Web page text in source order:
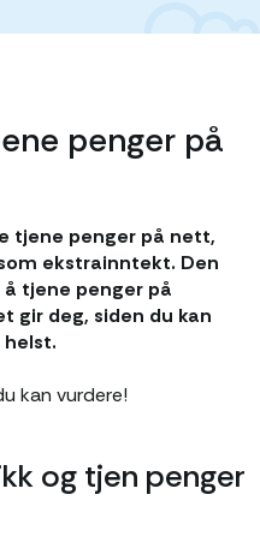
penger på
tjene penger på nett,
ekstrainntekt. Den
tjene penger på
gir deg, siden du kan
kan vurdere!
og tjen penger